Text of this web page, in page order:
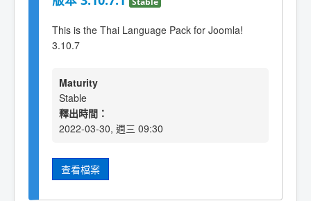
This is the Thai Language Pack for Joomla!
3.10.7
Maturity
Stable
釋出時間：
2022-03-30, 週三 09:30
查看檔案